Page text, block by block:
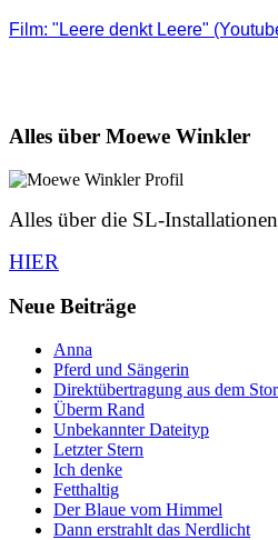
Film: "Leere denkt Leere"
Alles über Moewe Winkler
Alles über die SL-
HIER
Neue Beiträge
Anna
Pferd und Sängerin
Direktübertragung aus dem
Überm Rand
Unbekannter Dateityp
Letzter Stern
Ich denke
Fetthaltig
Der Blaue vom Himmel
Dann erstrahlt das Nerdlicht